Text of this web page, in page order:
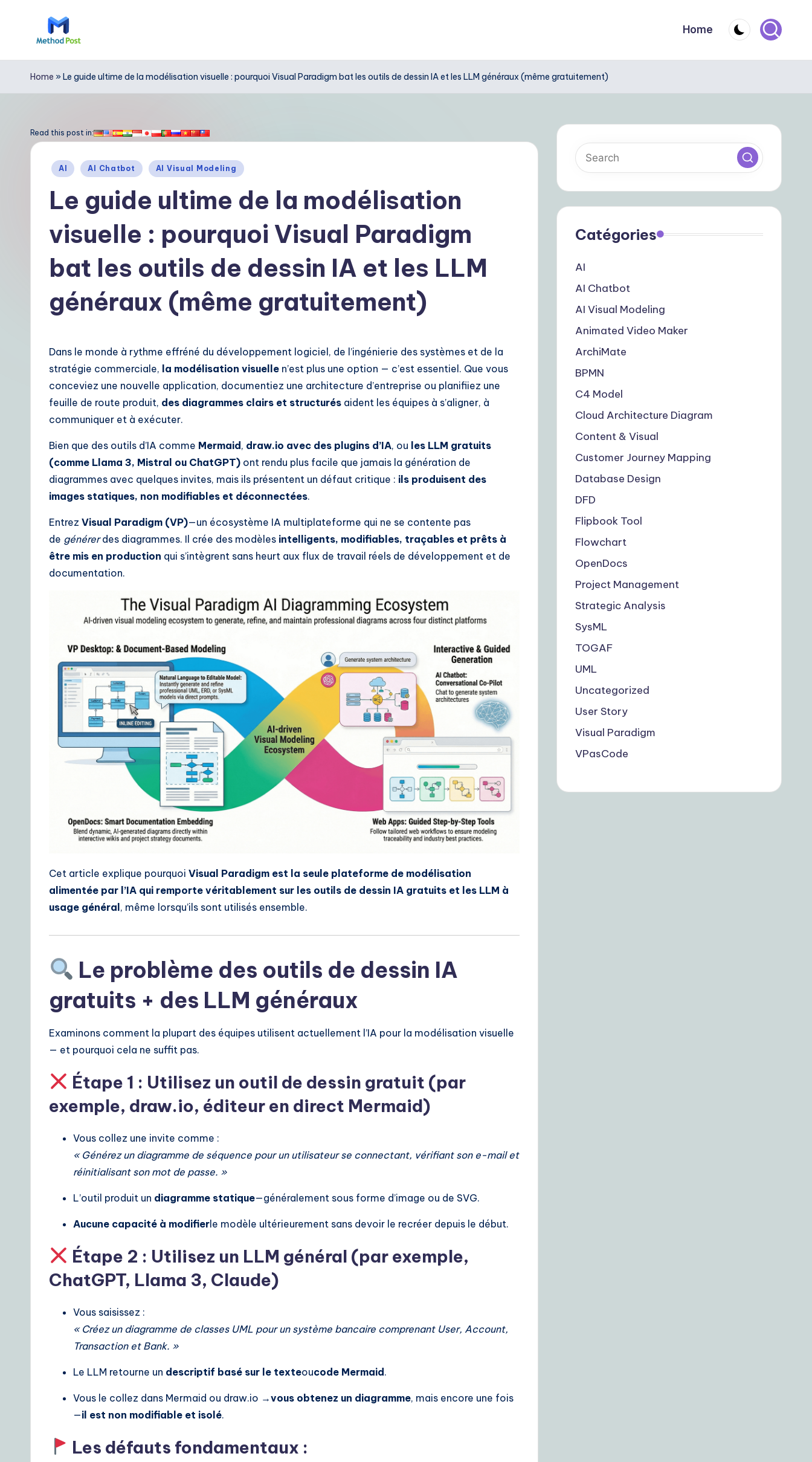
M
e
h
ft
w
Home
Home » Le guide ultime de la modélisation visuelle : pourquoi Visual Paradigm bat les outils de dessin IA et les LLM généraux (même gratuitement)
Read this post in:
Posted
AI AI Chatbot AI Visual Modeling
Le guide ultime de la modélisation
visuelle : pourquoi Visual Paradigm
bat les outils de dessin IA et les LLM
généraux (même gratuitement)
Dans le monde à rythme effréné du développement logiciel, de l’ingénierie des systèmes et de la
stratégie commerciale, la modélisation visuelle n’est plus une option — c’est essentiel. Que vous
conceviez une nouvelle application, documentiez une architecture d’entreprise ou planifiiez une
feuille de route produit, des diagrammes clairs et structurés aident les équipes à s’aligner, à
communiquer et à exécuter.
Bien que des outils d’IA comme Mermaid, draw.io avec des plugins d’IA, ou les LLM gratuits
(comme Llama 3, Mistral ou ChatGPT) ont rendu plus facile que jamais la génération de
diagrammes avec quelques invites, mais ils présentent un défaut critique : ils produisent des
images statiques, non modifiables et déconnectées.
Entrez Visual Paradigm (VP)—un écosystème IA multiplateforme qui ne se contente pas
de générerdes diagrammes. Il crée des modèles intelligents, modifiables, traçables et prêts à
être mis en production qui s’intègrent sans heurt aux flux de travail réels de développement et de
documentation.
Cet article explique pourquoi Visual Paradigm est la seule plateforme de modélisation
alimentée par l’IA qui remporte véritablement sur les outils de dessin IA gratuits et les LLM à
usage général, même lorsqu’ils sont utilisés ensemble.
Le problème des outils de dessin IA
gratuits + des LLM généraux
Examinons comment la plupart des équipes utilisent actuellement l’IA pour la modélisation visuelle
— et pourquoi cela ne suffit pas.
Étape 1 : Utilisez un outil de dessin gratuit (par
exemple, draw.io, éditeur en direct Mermaid)
Vous collez une invite comme :
« Générez un diagramme de séquence pour un utilisateur se connectant, vérifiant son e-mail et
réinitialisant son mot de passe. »
L’outil produit un diagramme statique—généralement sous forme d’image ou de SVG.
Aucune capacité à modifierle modèle ultérieurement sans devoir le recréer depuis le début.
Étape 2 : Utilisez un LLM général (par exemple,
ChatGPT, Llama 3, Claude)
Vous saisissez :
« Créez un diagramme de classes UML pour un système bancaire comprenant User, Account,
Transaction et Bank. »
Le LLM retourne un descriptif basé sur le texteoucode Mermaid.
Vous le collez dans Mermaid ou draw.io →vous obtenez un diagramme, mais encore une fois
—il est non modifiable et isolé.
Les défauts fondamentaux :
Catégories
AI
AI Chatbot
AI Visual Modeling
Animated Video Maker
ArchiMate
BPMN
C4 Model
Cloud Architecture Diagram
Content & Visual
Customer Journey Mapping
Database Design
DFD
Flipbook Tool
Flowchart
OpenDocs
Project Management
Strategic Analysis
SysML
TOGAF
UML
Uncategorized
User Story
Visual Paradigm
VPasCode